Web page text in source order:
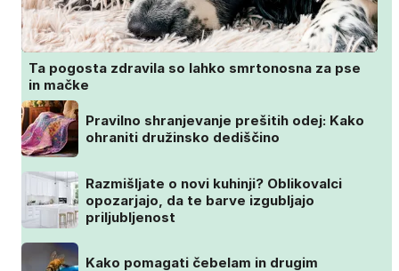
Ta pogosta zdravila so lahko smrtonosna za pse
in mačke
Pravilno shranjevanje prešitih odej: Kako
ohraniti družinsko dediščino
Razmišljate o novi kuhinji? Oblikovalci
opozarjajo, da te barve izgubljajo
priljubljenost
Kako pomagati čebelam in drugim